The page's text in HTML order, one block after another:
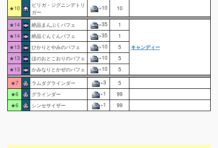
★10
ビリガ・ジグニンデトリ
ガー
×10 10
★14 絶品まんぷくパフェ ×35 1
キャンディー
★14 絶品ぐんぐんパフェ ×35
1
★13
ひかりとやみのパフェ ×10
5
★13
ほのおとこおりのパフェ ×10
5
★13
かみなりとかぜのパフェ ×10
5
★7
ラムダグラインダー ×3
5
★6
グラインダー ×1
99
★6
シンセサイザー ×1 99